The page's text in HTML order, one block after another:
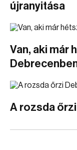
újranyitása
Van, aki már
A rozsda